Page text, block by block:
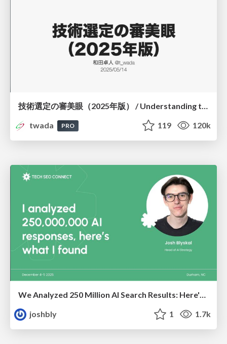
技術選定の審美眼（2025年版） / Understanding the Spiral of Technologies 2025 edition
twada
PRO 119 120k
We Analyzed 250 Million AI Search Results: Here's What I Found
joshbly
1 1.7k